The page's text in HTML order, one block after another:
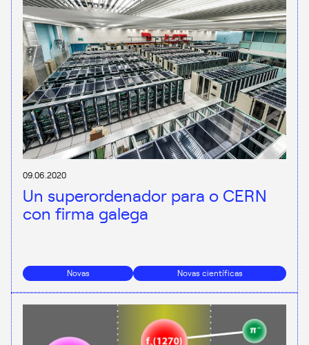
09.06.2020
Un superordenador para o CERN
con firma galega
Novas Novas científicas